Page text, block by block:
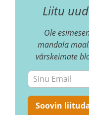
Liitu
Ole
mandala
värskeimate